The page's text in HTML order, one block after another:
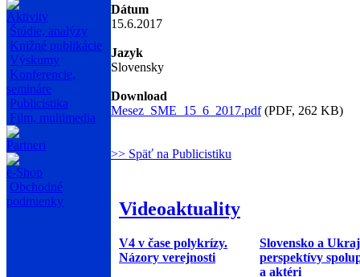
Aktivity
Štúdie, analýzy
Knižné publikácie
Výskumy
Konferencie,
semináre
Publicistika
Film, multimedia
Partneri
e-Shop
Obchodné
podmienky
Dátum
15.6.2017
Jazyk
Slovensky
Download
Mesez_SME_15_6_2017.pdf(PDF, 262 KB)
>> Späť na Publicistiku
Videoaktuality
V4 v čase polykrízy.
Názory verejnosti
Slovensko a
perspektívy
a aktéri